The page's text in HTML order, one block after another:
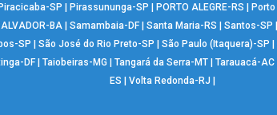
SP | Pirassununga-SP | PORTO ALEGRE-RS |
BA | Samambaia-DF | Santa Maria-RS | Santos-SP |
SP | São José do Rio Preto-SP | São Paulo (Itaquera)-SP |
DF| Taiobeiras-MG | Tangará da Serra-MT| Tarauacá-AC
ES | Volta Redonda-RJ |